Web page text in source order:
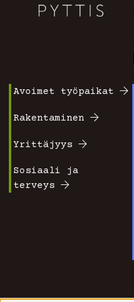
valikko
1
Avoimet työpaikat
Rakentaminen
Yrittäjyys
Sosiaali ja
terveys